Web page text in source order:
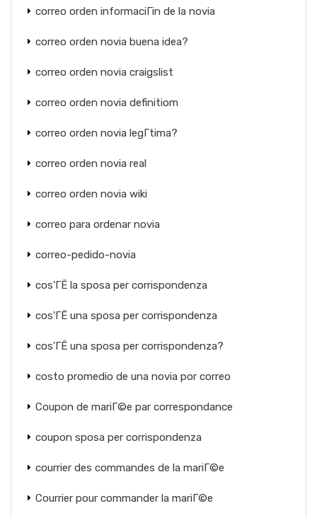
correo orden informaciГіn de la novia
correo orden novia buena idea?
correo orden novia craigslist
correo orden novia definitiom
correo orden novia legГ­tima?
correo orden novia real
correo orden novia wiki
correo para ordenar novia
correo-pedido-novia
cos'ГЁ la sposa per corrispondenza
cos'ГЁ una sposa per corrispondenza
cos'ГЁ una sposa per corrispondenza?
costo promedio de una novia por correo
Coupon de mariГ©e par correspondance
coupon sposa per corrispondenza
courrier des commandes de la mariГ©e
Courrier pour commander la mariГ©e